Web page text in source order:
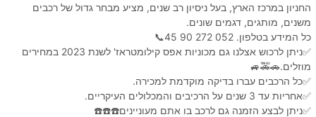
החניון במרכז הארץ, בעל ניסיון רב שנים, מציע מבחר גדול של רכבים
משנים, מותגים, דגמים שונים.
כל המידע בטלפון. 052 272 90 45📞
✅ניתן לרכוש אצלנו גם מכוניות אפס קילומטראז' לשנת 2023 במחירים
מוזלים.🚗🚕🚙
✅כל הרכבים עברו בדיקה מוקדמת למכירה.
✅אחריות עד 3 שנים על הרכיבים והמכלולים העיקריים.
✅ניתן לבצע הזמנה גם לרכב בו אתם מעוניינים☎️☎️☎️